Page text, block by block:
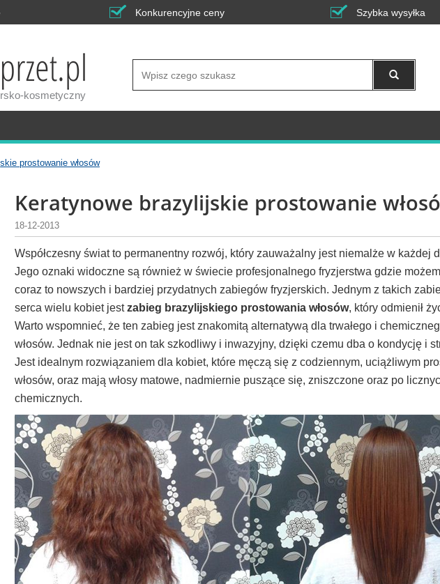
Konkurencyjne ceny Szybka wysyłka
kosmetyczny
prostowanie włosów
Keratynowe brazylijskie prostowanie
18-12-2013
Współczesny świat to permanentny rozwój, który zauważalny jest niemalże w każdej
Jego oznaki widoczne są również w świecie profesjonalnego fryzjerstwa gdzie
coraz to nowszych i bardziej przydatnych zabiegów fryzjerskich. Jednym z takich
serca wielu kobiet jestzabieg brazylijskiego prostowania włosów, który odmienił
Warto wspomnieć, że ten zabieg jest znakomitą alternatywą dla trwałego i
włosów. Jednak nie jest on tak szkodliwy i inwazyjny, dzięki czemu dba o kondycję i
Jest idealnym rozwiązaniem dla kobiet, które męczą się z codziennym, uciążliwym
włosów, oraz mają włosy matowe, nadmiernie puszące się, zniszczone oraz po
chemicznych.